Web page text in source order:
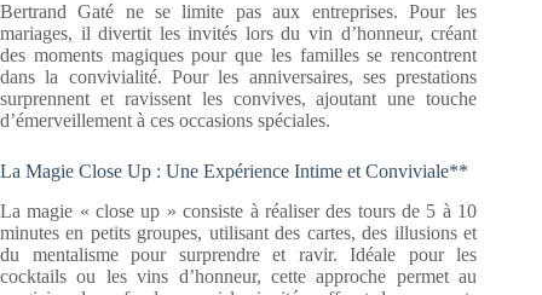
Bertrand Gaté ne se limite pas aux entreprises. Pour les
mariages, il divertit les invités lors du vin d’honneur, créant
des moments magiques pour que les familles se rencontrent
dans la convivialité. Pour les anniversaires, ses prestations
surprennent et ravissent les convives, ajoutant une touche
d’émerveillement à ces occasions spéciales.
La Magie Close Up : Une Expérience Intime et Conviviale**
La magie « close up » consiste à réaliser des tours de 5 à 10
minutes en petits groupes, utilisant des cartes, des illusions et
du mentalisme pour surprendre et ravir. Idéale pour les
cocktails ou les vins d’honneur, cette approche permet au